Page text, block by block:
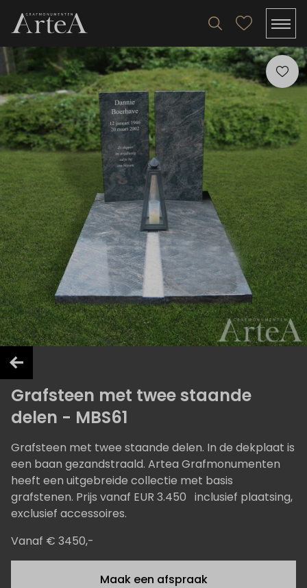
Grafsteen met twee staande
delen - MBS61
Grafsteen met twee staande delen. In de dekplaat is
een baan gezandstraald. Artea Grafmonumenten
heeft een uitgebreide collectie met basis
grafstenen. Prijs vanaf EUR 3.450 inclusief plaatsing,
exclusief accessoires.
Vanaf € 3450,-
Maak een afspraak